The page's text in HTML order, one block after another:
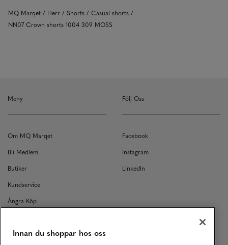
MQ Marqet Herr Shorts
Casual shorts
NN07 Crown shorts 1004 309 MOSS
Meny
Om MQ Marqet
Bli Medlem
Butiker
Kundservice
Ångra Köp
Returer
Följ Oss
Facebook
Instagram
LinkedIn
Innan du shoppar hos oss